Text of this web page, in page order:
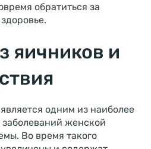
обратиться за
яичников и
одним из наиболее
женской
Во время такого